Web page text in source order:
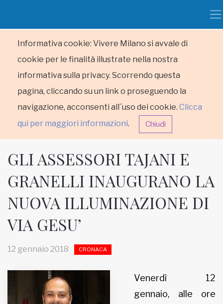
Informativa cookie: Vivere Milano si avvale di
cookie per le finalità illustrate nella nostra
informativa sulla privacy. Scorrendo questa
pagina, cliccando su un link o proseguendo la
navigazione, acconsenti all´uso dei cookie. Clicca
qui per maggiori informazioni. Chiudi
HOME
RUBRICHE
Inviateci le vostre segnalazioni
Iscriviti alla newsletter
GLI ASSESSORI TAJANI E
GRANELLI INAUGURANO LA
NUOVA ILLUMINAZIONE DI
VIA GESU’
12 gennaio 2018 CRONACA
Venerdì 12
gennaio, alle ore